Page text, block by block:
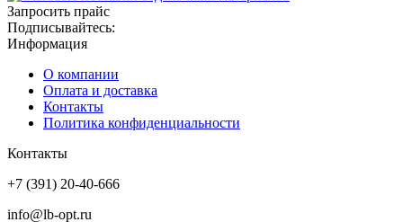
Запросить прайс
Подписывайтесь:
Информация
О компании
Оплата и доставка
Контакты
Политика конфиденциальности
Контакты
+7 (391) 20-40-666
info@lb-opt.ru